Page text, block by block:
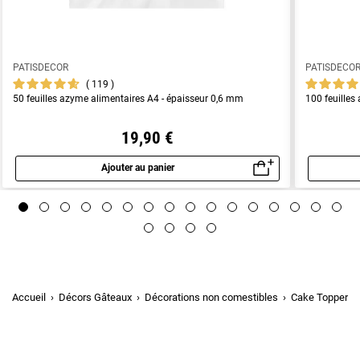
PATISDECOR
119
50 feuilles azyme alimentaires A4 - épaisseur 0,6 mm
19,90 €
Ajouter au panier
Aperçu rapide
100 feuilles
Accueil Décors Gâteaux Décorations non comestibles Cake Toppers